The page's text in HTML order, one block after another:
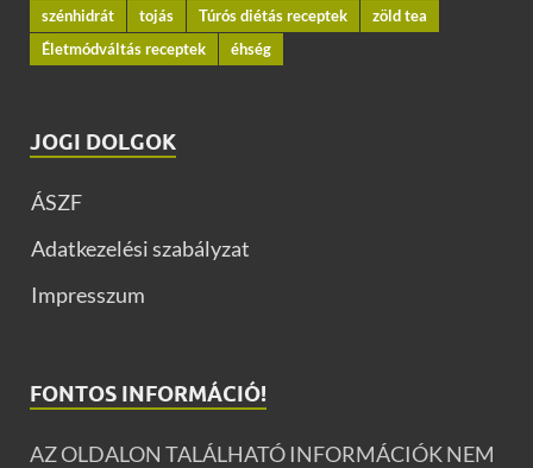
szénhidrát
tojás Túrós diétás receptek
zöld tea
Életmódváltás receptek
éhség
JOGI DOLGOK
ÁSZF
Adatkezelési szabályzat
Impresszum
FONTOS INFORMÁCIÓ!
AZ OLDALON TALÁLHATÓ INFORMÁCIÓK NEM